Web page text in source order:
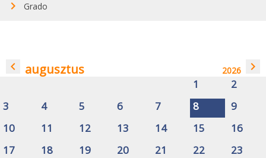
Grado
navigate_before augusztus 2026 navigate_next
1
2
3
4 5 6 7 8
9
10
11 12 13 14 15
16
17
18 19 20 21 22
23